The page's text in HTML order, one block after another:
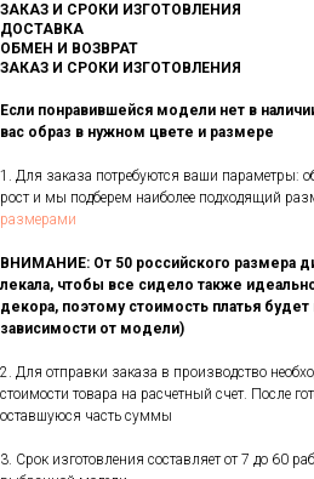
ЗАКАЗ И СРОКИ ИЗГОТОВЛЕНИЯ
ДОСТАВКА
ОБМЕН И ВОЗВРАТ
ЗАКАЗ И СРОКИ ИЗГОТОВЛЕНИЯ
Если понравившейся модели нет в
вас образ в нужном цвете и размере
1. Для заказа потребуются ваши параметры:
рост и мы подберем наиболее подходящий
размерами
ВНИМАНИЕ: От 50 российского размера
лекала, чтобы все сидело также
декора, поэтому стоимость платья
зависимости от модели)
2. Для отправки заказа в производство
стоимости товара на расчетный счет. После
оставшуюся часть суммы
3. Срок изготовления составляет от 7 до 60